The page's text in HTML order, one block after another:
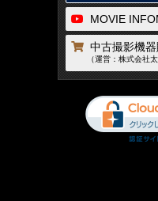
MOVIE
中古撮影機
（運営：株式会社太